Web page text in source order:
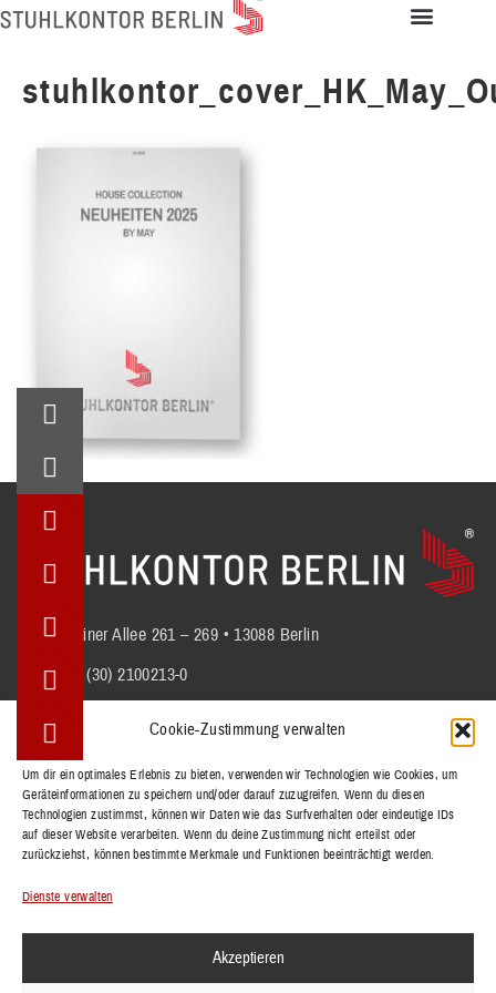
Cookie-Zustimmung verwalten
Um dir ein optimales Erlebnis zu bieten, verwenden wir Technologien wie Cookies, um
Geräteinformationen zu speichern und/oder darauf zuzugreifen. Wenn du diesen
Technologien zustimmst, können wir Daten wie das Surfverhalten oder eindeutige IDs
auf dieser Website verarbeiten. Wenn du deine Zustimmung nicht erteilst oder
zurückziehst, können bestimmte Merkmale und Funktionen beeinträchtigt werden.
Dienste verwalten
Akzeptieren
Berliner Allee 261 – 269 • 13088 Berlin
+49 (30) 2100213-0
STÜHLE
BÄNKE
TISCHE
REFERENZEN